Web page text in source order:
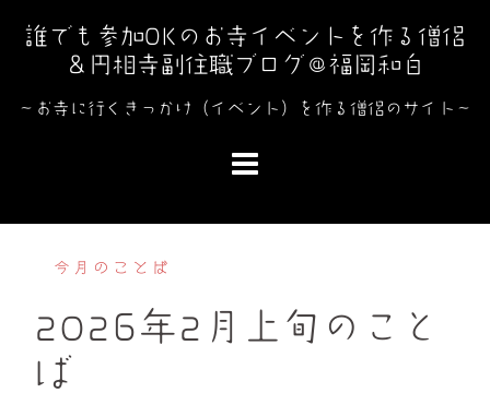
キ
誰でも参加OKのお寺イベントを作る僧侶
＆円相寺副住職ブログ＠福岡和白
～お寺に行くきっかけ（イベント）を作る僧侶のサイト～
今月のことば
2026年2月上旬のこと
ば